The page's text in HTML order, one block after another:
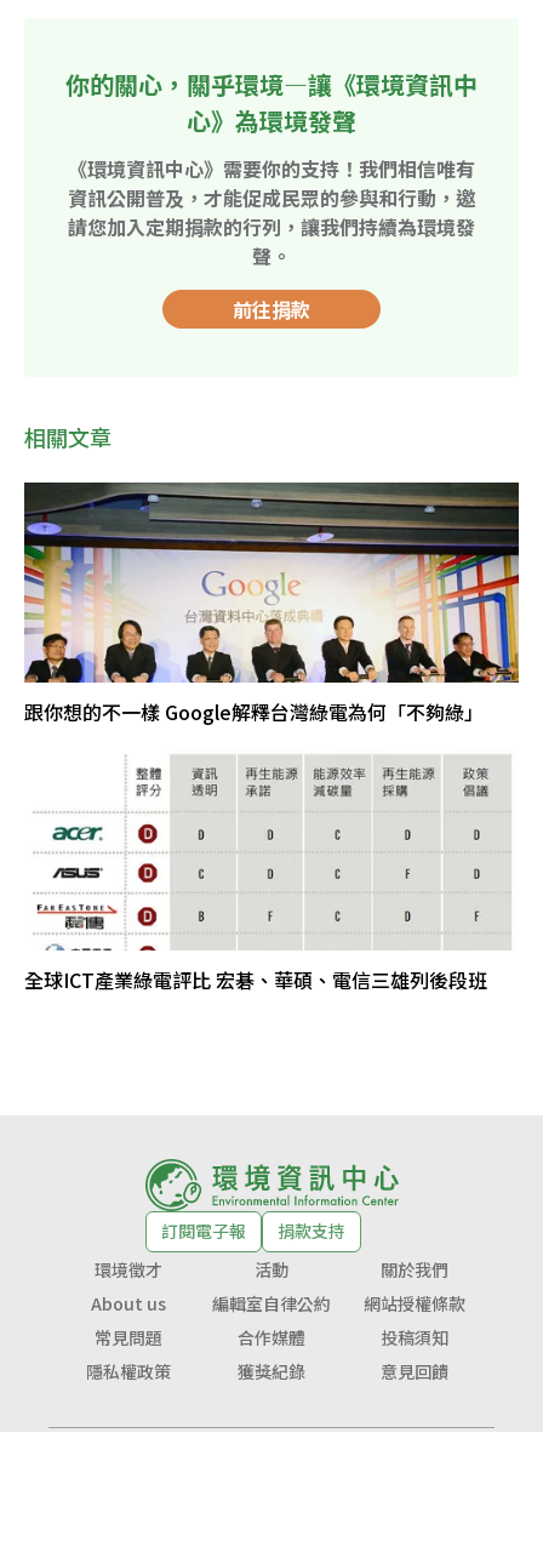
你的關心，關乎環境—讓《環境資訊中
心》為環境發聲
《環境資訊中心》需要你的支持！我們相信唯有
資訊公開普及，才能促成民眾的參與和行動，邀
請您加入定期捐款的行列，讓我們持續為環境發
聲。
前往捐款
相關文章
跟你想的不一樣 Google解釋台灣綠電為何「不夠綠」
全球ICT產業綠電評比 宏碁、華碩、電信三雄列後段班
訂閱電子報
捐款支持
環境徵才
活動
關於我們
About us
編輯室自律公約
網站授權條款
常見問題
合作媒體
投稿須知
隱私權政策
獲獎紀錄 意見回饋